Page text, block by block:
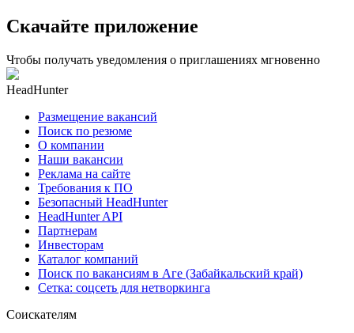
Скачайте приложение
Чтобы получать уведомления о приглашениях мгновенно
HeadHunter
Размещение вакансий
Поиск по резюме
О компании
Наши вакансии
Реклама на сайте
Требования к ПО
Безопасный HeadHunter
HeadHunter API
Партнерам
Инвесторам
Каталог компаний
Поиск по вакансиям в Аге (Забайкальский край)
Сетка: соцсеть для нетворкинга
Соискателям